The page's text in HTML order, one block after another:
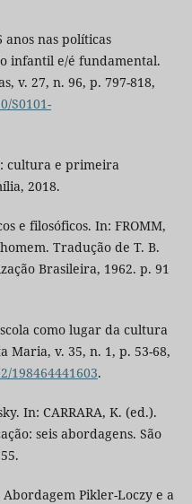
anos nas políticas
infantil e/é fundamental.
v. 27, n. 96, p. 797-818,
S0101-
cultura e primeira
2018.
e filosóficos. In: FROMM,
Tradução de T. B.
Brasileira, 1962. p. 91
como lugar da cultura
Maria, v. 35, n. 1, p. 53-68,
198464441603.
In: CARRARA, K. (ed.).
seis abordagens. São
Abordagem Pikler-Loczy e a